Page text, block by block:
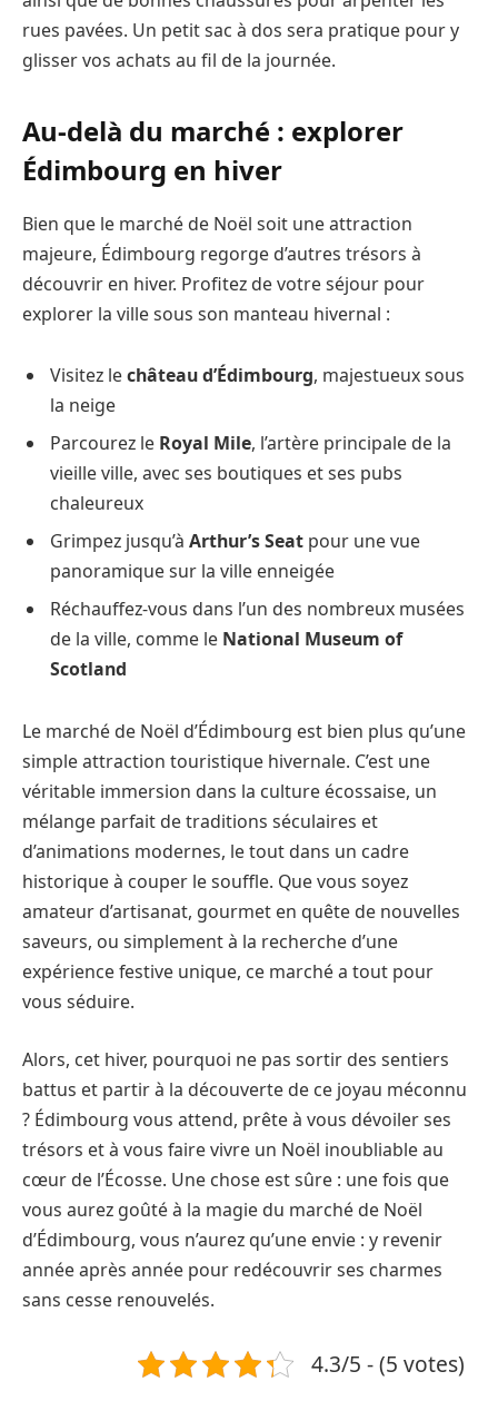
rues pavées. Un petit sac à dos sera pratique pour y
glisser vos achats au fil de la journée.
Au-delà du marché : explorer
Édimbourg en hiver
Bien que le marché de Noël soit une attraction
majeure, Édimbourg regorge d’autres trésors à
découvrir en hiver. Profitez de votre séjour pour
explorer la ville sous son manteau hivernal :
Visitez lechâteau d’Édimbourg, majestueux sous
la neige
Parcourez le Royal Mile, l’artère principale de la
vieille ville, avec ses boutiques et ses pubs
chaleureux
Grimpez jusqu’à Arthur’s Seat pour une vue
panoramique sur la ville enneigée
Réchauffez-vous dans l’un des nombreux musées
de la ville, comme le National Museum of
Scotland
Le marché de Noël d’Édimbourg est bien plus qu’une
simple attraction touristique hivernale. C’est une
véritable immersion dans la culture écossaise, un
mélange parfait de traditions séculaires et
d’animations modernes, le tout dans un cadre
historique à couper le souffle. Que vous soyez
amateur d’artisanat, gourmet en quête de nouvelles
saveurs, ou simplement à la recherche d’une
expérience festive unique, ce marché a tout pour
vous séduire.
Alors, cet hiver, pourquoi ne pas sortir des sentiers
battus et partir à la découverte de ce joyau méconnu
? Édimbourg vous attend, prête à vous dévoiler ses
trésors et à vous faire vivre un Noël inoubliable au
cœur de l’Écosse. Une chose est sûre : une fois que
vous aurez goûté à la magie du marché de Noël
d’Édimbourg, vous n’aurez qu’une envie : y revenir
année après année pour redécouvrir ses charmes
sans cesse renouvelés.
4.3/5 - (5 votes)